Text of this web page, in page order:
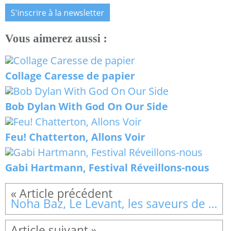
S'inscrire à la newsletter
Vous aimerez aussi :
Collage Caresse de papier
Bob Dylan With God On Our Side
Feu! Chatterton, Allons Voir
Gabi Hartmann, Festival Réveillons-nous
Noha Baz, Le Levant, les saveurs de l'aube